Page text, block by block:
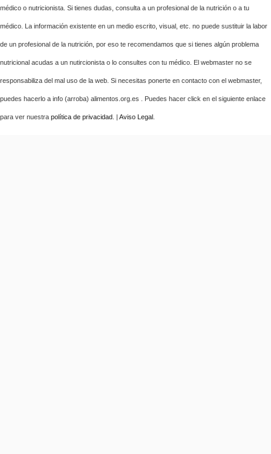
médico o nutricionista. Si tienes dudas, consulta a un profesional de la nutrición o a tu
médico. La información existente en un medio escrito, visual, etc. no puede sustituir la labor
de un profesional de la nutrición, por eso te recomendamos que si tienes algún problema
nutricional acudas a un nutircionista o lo consultes con tu médico. El webmaster no se
responsabiliza del mal uso de la web. Si necesitas ponerte en contacto con el webmaster,
puedes hacerlo a info (arroba) alimentos.org.es . Puedes hacer click en el siguiente enlace
para ver nuestra política de privacidad . | Aviso Legal